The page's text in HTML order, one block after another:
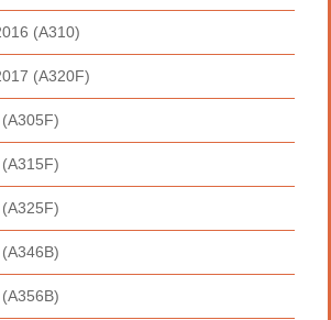
(A310)
(A320F)
(A305F)
(A315F)
(A325F)